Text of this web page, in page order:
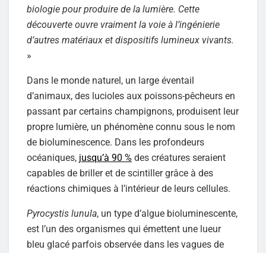
biologie pour produire de la lumière. Cette
découverte ouvre vraiment la voie à l’ingénierie
d’autres matériaux et dispositifs lumineux vivants.
»
Dans le monde naturel, un large éventail
d’animaux, des lucioles aux poissons-pêcheurs en
passant par certains champignons, produisent leur
propre lumière, un phénomène connu sous le nom
de bioluminescence. Dans les profondeurs
océaniques, jusqu’à 90 % des créatures seraient
capables de briller et de scintiller grâce à des
réactions chimiques à l’intérieur de leurs cellules.
Pyrocystis lunula, un type d’algue bioluminescente,
est l’un des organismes qui émettent une lueur
bleu glacé parfois observée dans les vagues de